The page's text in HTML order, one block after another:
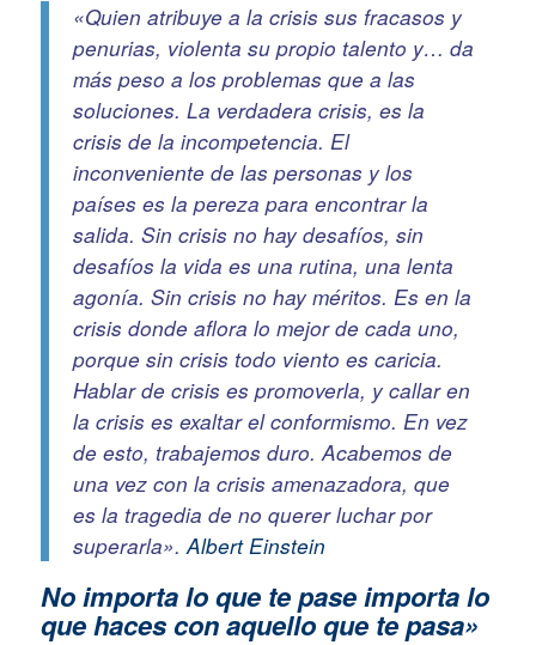
«Quien atribuye a la crisis sus fracasos y
penurias, violenta su propio talento y… da
más peso a los problemas que a las
soluciones. La verdadera crisis, es la
crisis de la incompetencia. El
inconveniente de las personas y los
países es la pereza para encontrar la
salida. Sin crisis no hay desafíos, sin
desafíos la vida es una rutina, una lenta
agonía. Sin crisis no hay méritos. Es en la
crisis donde aflora lo mejor de cada uno,
porque sin crisis todo viento es caricia.
Hablar de crisis es promoverla, y callar en
la crisis es exaltar el conformismo. En vez
de esto, trabajemos duro. Acabemos de
una vez con la crisis amenazadora, que
es la tragedia de no querer luchar por
superarla». Albert Einstein
No importa lo que te pase importa lo
que haces con aquello que te pasa»